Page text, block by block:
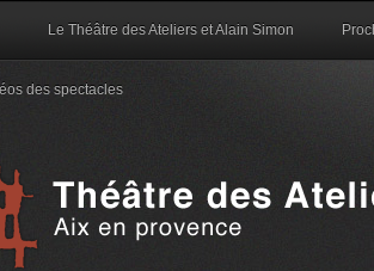
Le Théâtre des Ateliers et Alain Simon
des spectacles